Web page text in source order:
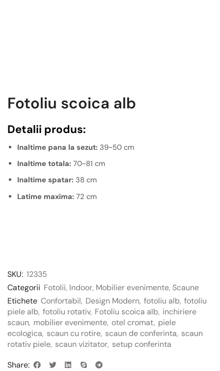
Fotoliu scoica alb
Detalii produs:
Inaltime pana la sezut: 39~50 cm
Inaltime totala: 70~81 cm
Inaltime spatar: 38 cm
Latime maxima: 72 cm
SKU: 12335
Categorii Fotolii, Indoor, Mobilier evenimente, Scaune
Etichete Confortabil, Design Modern, fotoliu alb, fotoliu
piele alb, fotoliu rotativ, Fotoliu scoica alb, inchiriere
scaun, mobilier evenimente, otel cromat, piele
ecologica, scaun cu rotire, scaun de conferinta, scaun
rotativ piele, scaun vizitator, setup conferinta
Share: